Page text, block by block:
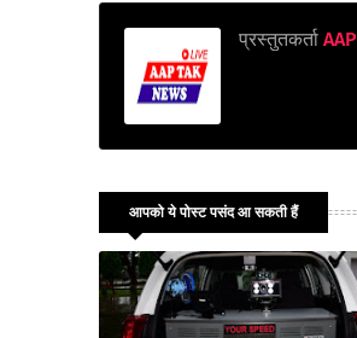
प्रस्तुतकर्ता
आपको ये पोस्ट पसंद आ सकती हैं